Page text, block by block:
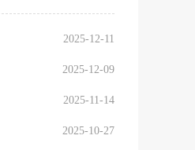
2025-12-11
2025-12-09
2025-11-14
2025-10-27